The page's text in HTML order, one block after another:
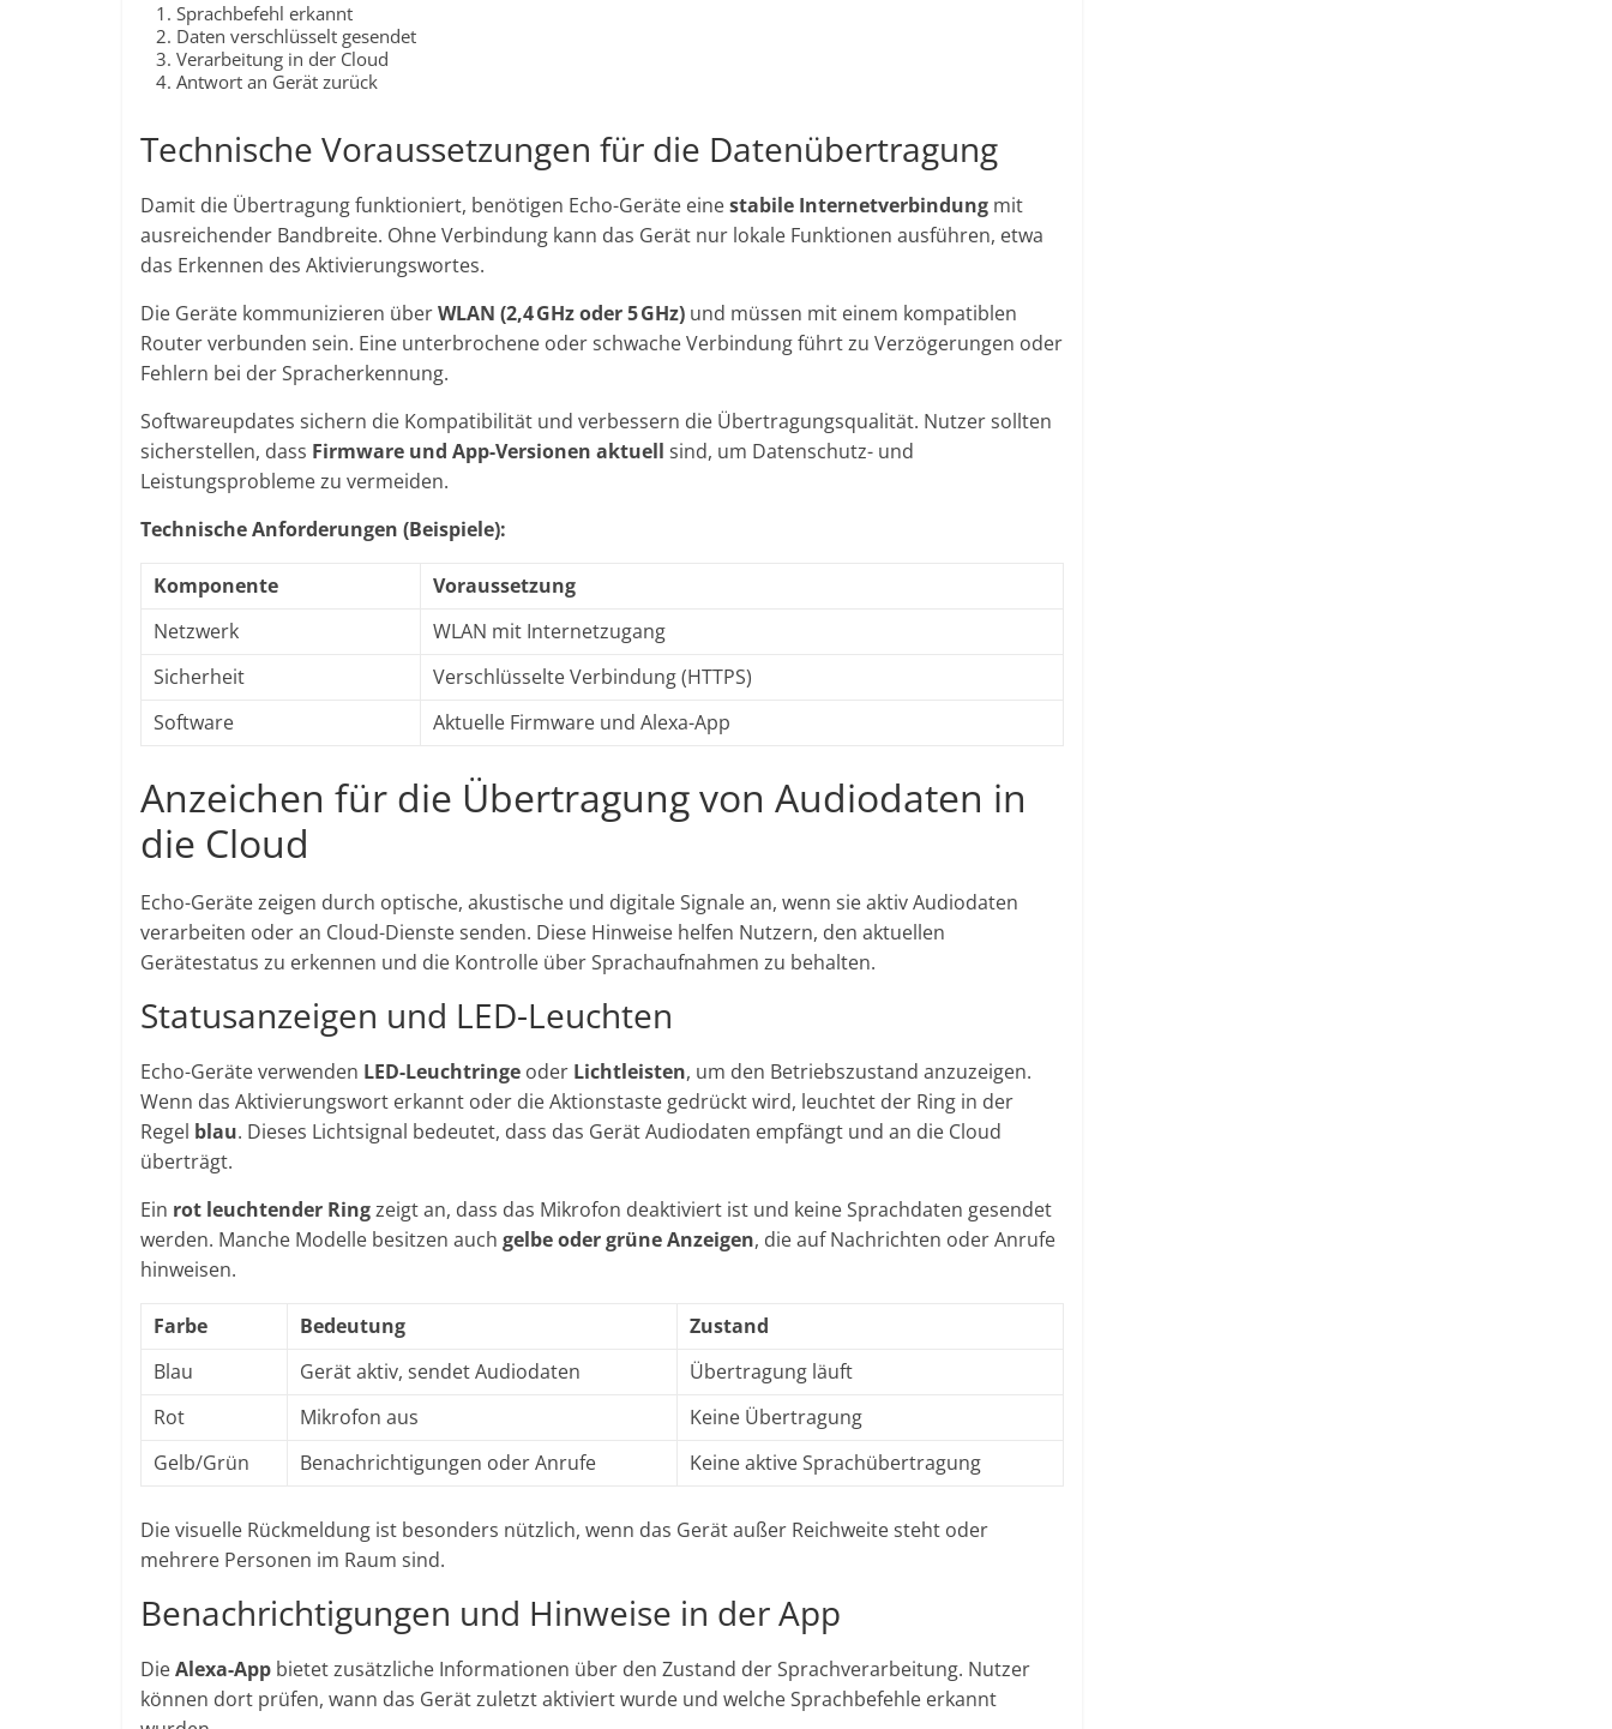
Sprachbefehl erkannt
Daten verschlüsselt gesendet
Verarbeitung in der Cloud
Antwort an Gerät zurück
Technische Voraussetzungen für die Datenübertragung
Damit die Übertragung funktioniert, benötigen Echo-Geräte einestabile Internetverbindung mit
ausreichender Bandbreite. Ohne Verbindung kann das Gerät nur lokale Funktionen ausführen, etwa
das Erkennen des Aktivierungswortes.
Die Geräte kommunizieren überWLAN (2,4 GHz oder 5 GHz) und müssen mit einem kompatiblen
Router verbunden sein. Eine unterbrochene oder schwache Verbindung führt zu Verzögerungen oder
Fehlern bei der Spracherkennung.
Softwareupdates sichern die Kompatibilität und verbessern die Übertragungsqualität. Nutzer sollten
sicherstellen, dass Firmware und App-Versionen aktuell sind, um Datenschutz- und
Leistungsprobleme zu vermeiden.
Technische Anforderungen (Beispiele):
Komponente
Voraussetzung
Netzwerk
WLAN mit Internetzugang
Sicherheit
Verschlüsselte Verbindung (HTTPS)
Software
Aktuelle Firmware und Alexa-App
Anzeichen für die Übertragung von Audiodaten in
die Cloud
Echo-Geräte zeigen durch optische, akustische und digitale Signale an, wenn sie aktiv Audiodaten
verarbeiten oder an Cloud-Dienste senden. Diese Hinweise helfen Nutzern, den aktuellen
Gerätestatus zu erkennen und die Kontrolle über Sprachaufnahmen zu behalten.
Statusanzeigen und LED-Leuchten
Echo-Geräte verwenden LED-Leuchtringe oder Lichtleisten, um den Betriebszustand anzuzeigen.
Wenn das Aktivierungswort erkannt oder die Aktionstaste gedrückt wird, leuchtet der Ring in der
Regel blau. Dieses Lichtsignal bedeutet, dass das Gerät Audiodaten empfängt und an die Cloud
überträgt.
Ein rot leuchtender Ringzeigt an, dass das Mikrofon deaktiviert ist und keine Sprachdaten gesendet
werden. Manche Modelle besitzen auch gelbe oder grüne Anzeigen, die auf Nachrichten oder Anrufe
hinweisen.
Farbe Bedeutung
Zustand
Blau
Gerät aktiv, sendet Audiodaten
Übertragung läuft
Rot
Mikrofon aus
Keine Übertragung
Gelb/Grün
Benachrichtigungen oder Anrufe Keine aktive Sprachübertragung
Die visuelle Rückmeldung ist besonders nützlich, wenn das Gerät außer Reichweite steht oder
mehrere Personen im Raum sind.
Benachrichtigungen und Hinweise in der App
DieAlexa-App bietet zusätzliche Informationen über den Zustand der Sprachverarbeitung. Nutzer
können dort prüfen, wann das Gerät zuletzt aktiviert wurde und welche Sprachbefehle erkannt